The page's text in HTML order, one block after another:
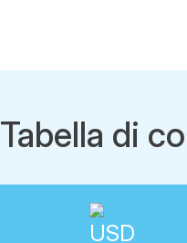
Tabella di